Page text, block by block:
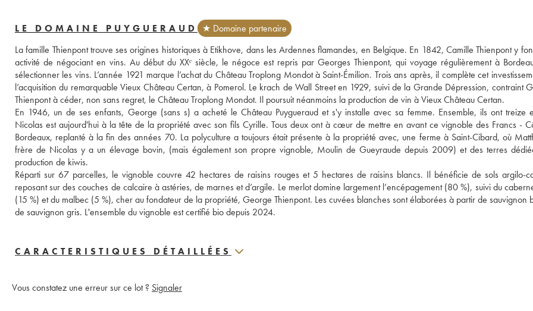
LE DOMAINE PUYGUERAUD
★ Domaine partenaire
La famille Thienpont trouve ses origines historiques à Etikhove, dans les Ardennes flamandes, en Belgique. En 1842, Camille Thienpont y
activité de négociant en vins. Au début du XXᵉ siècle, le négoce est repris par Georges Thienpont, qui voyage régulièrement à
sélectionner les vins. L’année 1921 marque l’achat du Château Troplong Mondot à Saint-Émilion. Trois ans après, il complète cet
l’acquisition du remarquable Vieux Château Certan, à Pomerol. Le krach de Wall Street en 1929, suivi de la Grande Dépression, contraint
Thienpont à céder, non sans regret, le Château Troplong Mondot. Il poursuit néanmoins la production de vin à Vieux Château Certan.
En 1946, un de ses enfants, George (sans s) a acheté le Château Puygueraud et s'y installe avec sa femme. Ensemble, ils ont treize
Nicolas est aujourd'hui à la tête de la propriété avec son fils Cyrille. Tous deux ont à cœur de mettre en avant ce vignoble des Francs -
Bordeaux, replanté à la fin des années 70. La polyculture a toujours était présente à la propriété avec, une ferme à Saint-Cibard, où
frère de Nicolas y a un élevage bovin, (mais également son propre vignoble, Moulin de Gueyraude depuis 2009) et des terres
production de kiwis.
Réparti sur 67 parcelles, le vignoble couvre 42 hectares de raisins rouges et 5 hectares de raisins blancs. Il bénéficie de sols argilo-
reposant sur des couches de calcaire à astéries, de marnes et d’argile. Le merlot domine largement l’encépagement (80 %), suivi du
(15 %) et du malbec (5 %), cher au fondateur de la propriété, George Thienpont. Les cuvées blanches sont élaborées à partir de sauvignon
de sauvignon gris. L'ensemble du vignoble est certifié bio depuis 2024.
CARACTERISTIQUES DÉTAILLÉES
Vous constatez une erreur sur ce lot ? Signaler